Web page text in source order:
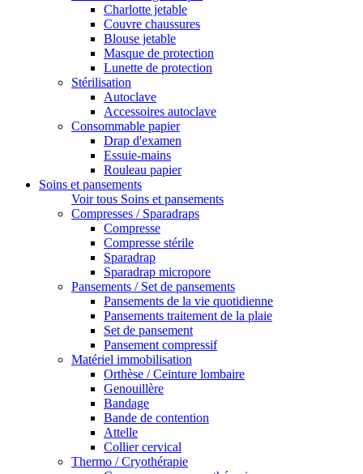
Charlotte jetable
Couvre chaussures
Blouse jetable
Masque de protection
Lunette de protection
Stérilisation
Autoclave
Accessoires autoclave
Consommable papier
Drap d'examen
Essuie-mains
Rouleau papier
Soins et pansements
Voir tous Soins et pansements
Compresses / Sparadraps
Compresse
Compresse stérile
Sparadrap
Sparadrap micropore
Pansements / Set de pansements
Pansements de la vie quotidienne
Pansements traitement de la plaie
Set de pansement
Pansement compressif
Matériel immobilisation
Orthèse / Ceinture lombaire
Genouillère
Bandage
Bande de contention
Attelle
Collier cervical
Thermo / Cryothérapie